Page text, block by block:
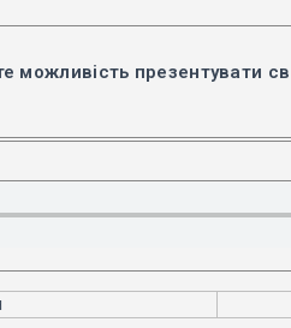
можливість презентувати